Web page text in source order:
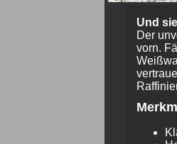
Und
Der
vorn.